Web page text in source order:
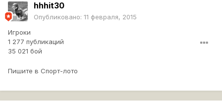
hhhit30
Опубликовано: 11 февраля, 2015
Игроки
1 277 публикаций
35 021 бой
Пишите в Спорт-лото